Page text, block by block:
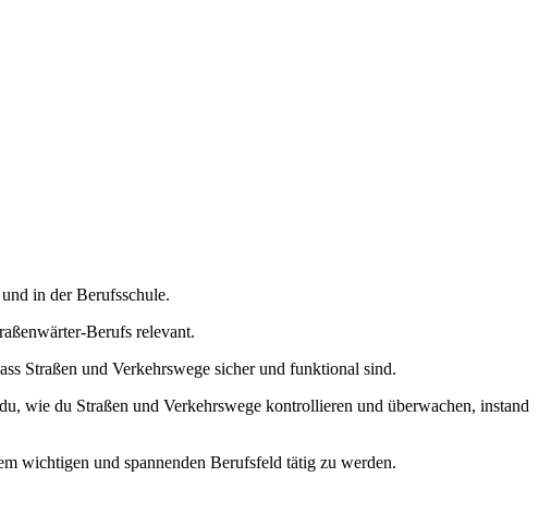
in der Berufsschule.
Berufs relevant.
Straßen und Verkehrswege sicher und funktional sind.
wie du Straßen und Verkehrswege kontrollieren und überwachen, instand
wichtigen und spannenden Berufsfeld tätig zu werden.